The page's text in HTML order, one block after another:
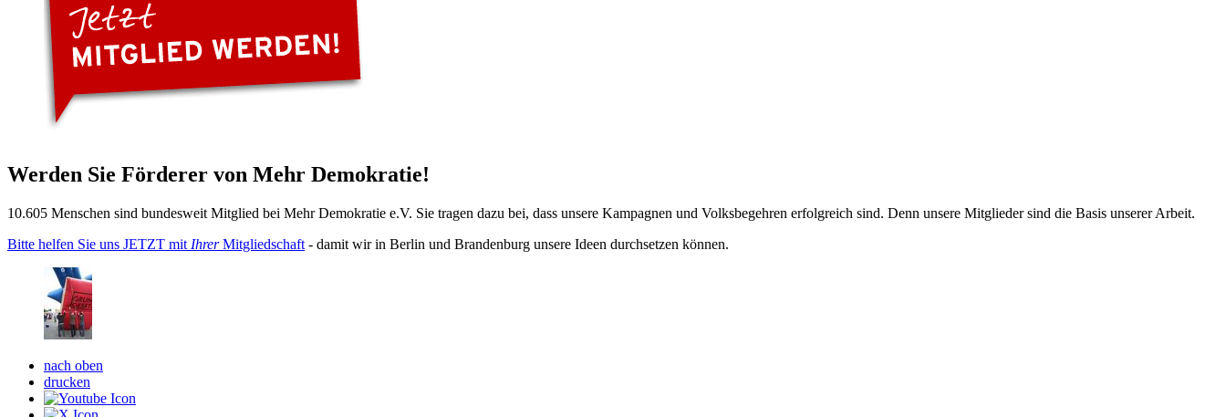
Werden Sie Förderer von Mehr Demokratie!
10.605 Menschen sind bundesweit Mitglied bei Mehr Demokratie e.V. Sie tragen dazu bei, dass unsere Kampagnen und Volksbegehren erfolgreich sind. Denn unsere Mitglieder sind die Basis unserer Arbeit.
Bitte helfen Sie uns JETZT mit IhrerMitgliedschaft - damit wir in Berlin und Brandenburg unsere Ideen durchsetzen können.
nach oben
drucken